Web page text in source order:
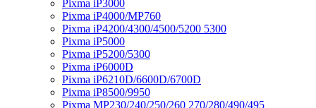
Pixma iP3000
Pixma iP4000/MP760
Pixma iP4200/4300/4500/5200 5300
Pixma iP5000
Pixma iP5200/5300
Pixma iP6000D
Pixma iP6210D/6600D/6700D
Pixma iP8500/9950
Pixma MP230/240/250/260 270/280/490/495